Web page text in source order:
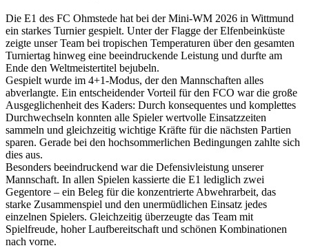
Die E1 des FC Ohmstede hat bei der Mini-WM 2026 in Wittmund
ein starkes Turnier gespielt. Unter der Flagge der Elfenbeinküste
zeigte unser Team bei tropischen Temperaturen über den gesamten
Turniertag hinweg eine beeindruckende Leistung und durfte am
Ende den Weltmeistertitel bejubeln.
Gespielt wurde im 4+1-Modus, der den Mannschaften alles
abverlangte. Ein entscheidender Vorteil für den FCO war die große
Ausgeglichenheit des Kaders: Durch konsequentes und komplettes
Durchwechseln konnten alle Spieler wertvolle Einsatzzeiten
sammeln und gleichzeitig wichtige Kräfte für die nächsten Partien
sparen. Gerade bei den hochsommerlichen Bedingungen zahlte sich
dies aus.
Besonders beeindruckend war die Defensivleistung unserer
Mannschaft. In allen Spielen kassierte die E1 lediglich zwei
Gegentore – ein Beleg für die konzentrierte Abwehrarbeit, das
starke Zusammenspiel und den unermüdlichen Einsatz jedes
einzelnen Spielers. Gleichzeitig überzeugte das Team mit
Spielfreude, hoher Laufbereitschaft und schönen Kombinationen
nach vorne.